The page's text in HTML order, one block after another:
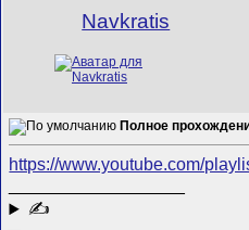
Navkratis
Полное
https://www.youtube.com/
✍